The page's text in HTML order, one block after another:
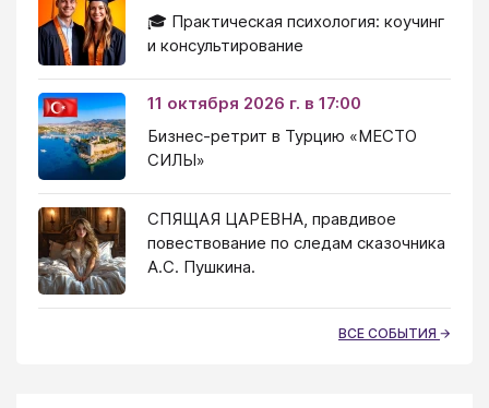
🎓 Практическая психология: коучинг
и консультирование
11 октября 2026 г. в 17:00
Бизнес-ретрит в Турцию «МЕСТО
СИЛЫ»
СПЯЩАЯ ЦАРЕВНА, правдивое
повествование по следам сказочника
А.С. Пушкина.
ВСЕ СОБЫТИЯ